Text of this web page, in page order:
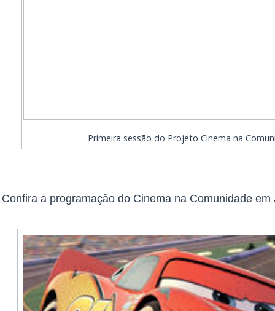
Primeira sessão do Projeto Cinema na
Confira a programação do Cinema na Comunidade